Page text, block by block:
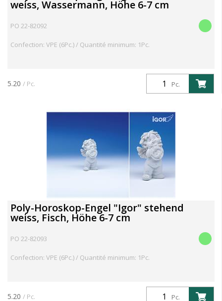
weiss, Wassermann, Höhe 6-7 cm
PO 22-82092
Confection: VPE (6Pc.) / Quantité minimum: 1Pc.
Pc.
5.20 / Pc.
Poly-Horoskop-Engel "Igor" stehend
weiss, Fisch, Höhe 6-7 cm
PO 22-82093
Confection: VPE (6Pc.) / Quantité minimum: 1Pc.
Pc.
5.20 / Pc.